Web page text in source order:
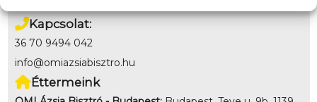
Kapcsolat:
36 70 9494 042
info@omiazsiabisztro.hu
Éttermeink